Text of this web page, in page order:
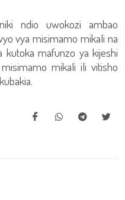
ndio uwokozi ambao
vya misimamo mikali na
kutoka mafunzo ya kijeshi
mikali ili vitisho